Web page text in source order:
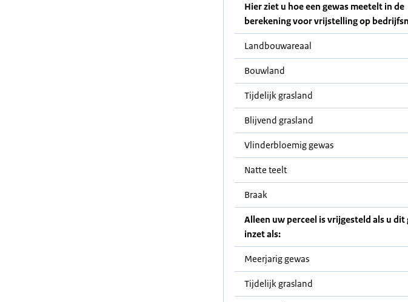
Hier ziet u hoe een gewas meetelt in de
berekening voor vrijstelling op
Landbouwareaal
Bouwland
Tijdelijk grasland
Blijvend grasland
Vlinderbloemig gewas
Natte teelt
Braak
Alleen uw perceel is vrijgesteld als u dit
inzet als:
Meerjarig gewas
Tijdelijk grasland